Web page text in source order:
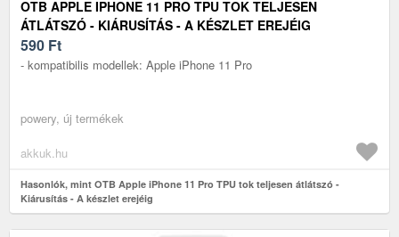
OTB APPLE IPHONE 11 PRO TPU TOK TELJESEN
ÁTLÁTSZÓ - KIÁRUSÍTÁS - A KÉSZLET EREJÉIG
590 Ft
- kompatibilis modellek: Apple iPhone 11 Pro
powery, új termékek
akkuk.hu
Hasonlók, mint OTB Apple iPhone 11 Pro TPU tok teljesen átlátszó -
Kiárusítás - A készlet erejéig